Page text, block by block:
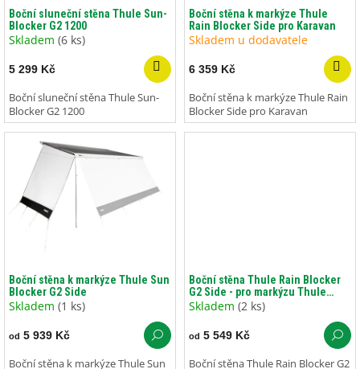
d
u
k
t
Boční sluneční stěna Thule Sun-
Blocker G2 1200
Skladem (6 ks)
5 299 Kč
Boční sluneční stěna Thule Sun-
Blocker G2 1200
Boční stěna k markýze Thule
Rain Blocker Side pro Karavan
Skladem u dodavatele
6 359 Kč
Boční stěna k markýze Thule Rain
Blocker Side pro Karavan
Boční stěna k markýze Thule Sun
Blocker G2 Side
Skladem (1 ks)
od 5 939 Kč
Boční stěna k markýze Thule Sun
Boční stěna Thule Rain Blocker
G2 Side - pro markýzu Thule
Omnistor
Skladem (2 ks)
od 5 549 Kč
Boční stěna Thule Rain Blocker G2